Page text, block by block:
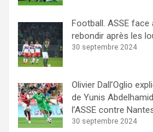
Football. ASSE face
rebondir après les
30 septembre 2024
Olivier Dall’Oglio
de Yunis
l’ASSE contre
30 septembre 2024